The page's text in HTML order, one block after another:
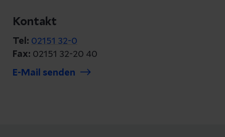
Kontakt
Tel: 02151 32-0
Fax: 02151 32-20 40
E-Mail senden